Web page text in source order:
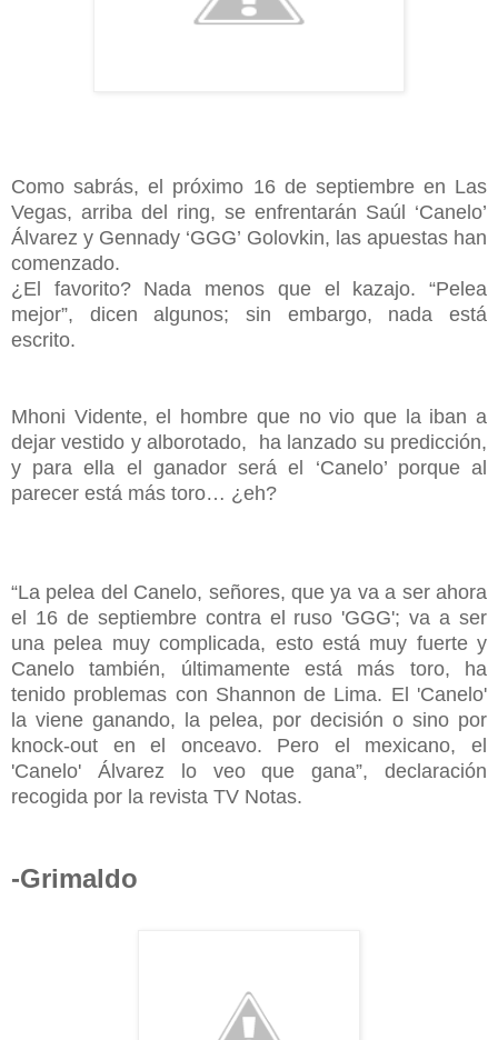
Como sabrás, el próximo 16 de septiembre en Las
Vegas, arriba del ring, se enfrentarán Saúl ‘Canelo’
Álvarez y Gennady ‘GGG’ Golovkin, las apuestas han
comenzado.
¿El favorito? Nada menos que el kazajo. “Pelea
mejor”, dicen algunos; sin embargo, nada está
escrito.
Mhoni Vidente, el hombre que no vio que la iban a
dejar vestido y alborotado, ha lanzado su predicción,
y para ella el ganador será el ‘Canelo’ porque al
parecer está más toro… ¿eh?
“La pelea del Canelo, señores, que ya va a ser ahora
el 16 de septiembre contra el ruso 'GGG'; va a ser
una pelea muy complicada, esto está muy fuerte y
Canelo también, últimamente está más toro, ha
tenido problemas con Shannon de Lima. El 'Canelo'
la viene ganando, la pelea, por decisión o sino por
knock-out en el onceavo. Pero el mexicano, el
'Canelo' Álvarez lo veo que gana”, declaración
recogida por la revista TV Notas.
-Grimaldo